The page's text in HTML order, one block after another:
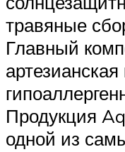
травяные
Главный
Продукция
одной из